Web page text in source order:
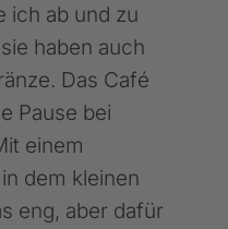
ich ab und zu
haben auch
Das Café
Pause bei
einem
dem kleinen
eng, aber dafür